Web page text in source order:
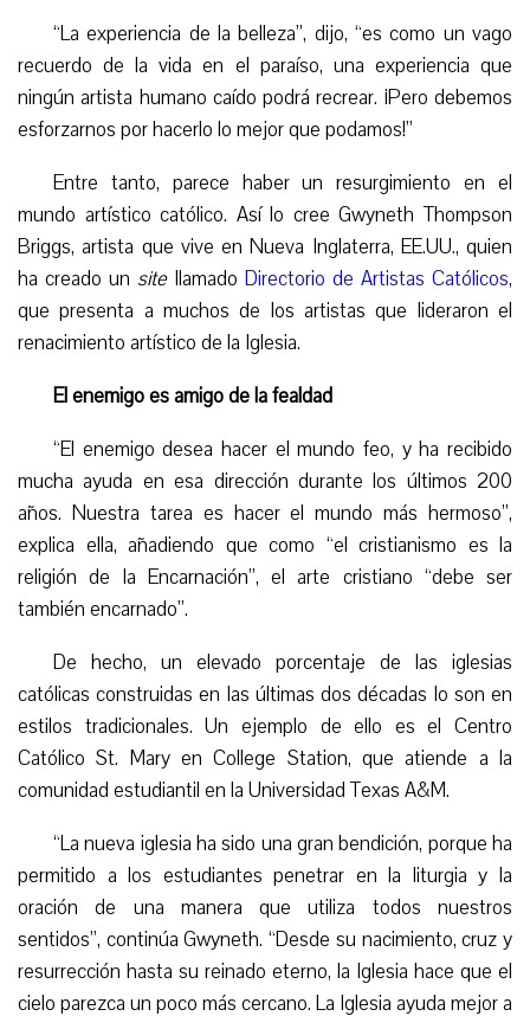
“La experiencia de la belleza”, dijo, “es como un vago
recuerdo de la vida en el paraíso, una experiencia que
ningún artista humano caído podrá recrear. ¡Pero debemos
esforzarnos por hacerlo lo mejor que podamos!”
Entre tanto, parece haber un resurgimiento en el
mundo artístico católico. Así lo cree Gwyneth Thompson
Briggs, artista que vive en Nueva Inglaterra, EE.UU., quien
ha creado un sitellamado Directorio de Artistas Católicos,
que presenta a muchos de los artistas que lideraron el
renacimiento artístico de la Iglesia.
El enemigo es amigo de la fealdad
“El enemigo desea hacer el mundo feo, y ha recibido
mucha ayuda en esa dirección durante los últimos 200
años. Nuestra tarea es hacer el mundo más hermoso”,
explica ella, añadiendo que como “el cristianismo es la
religión de la Encarnación”, el arte cristiano “debe ser
también encarnado”.
De hecho, un elevado porcentaje de las iglesias
católicas construidas en las últimas dos décadas lo son en
estilos tradicionales.Un ejemplo de ello es el Centro
Católico St. Mary en College Station, que atiende a la
comunidad estudiantil en la Universidad Texas A&M.
“La nueva iglesia ha sido una gran bendición, porque ha
permitido a los estudiantes penetrar en la liturgia y la
oración de una manera que utiliza todos nuestros
sentidos”, continúa Gwyneth. “Desde su nacimiento, cruz y
resurrección hasta su reinado eterno, la Iglesia hace que el
cielo parezca un poco más cercano. La Iglesia ayuda mejor a